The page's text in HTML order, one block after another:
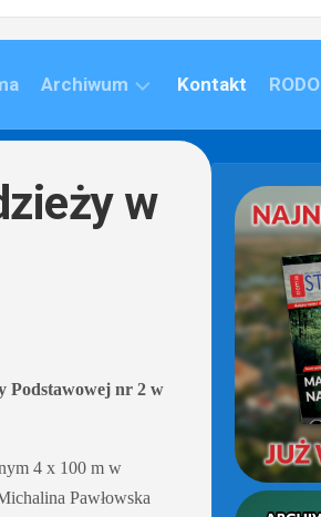
Archiwum
2020)
Kontakt RODO
w
Podstawowej nr 2 w
4 x 100 m w
Pawłowska